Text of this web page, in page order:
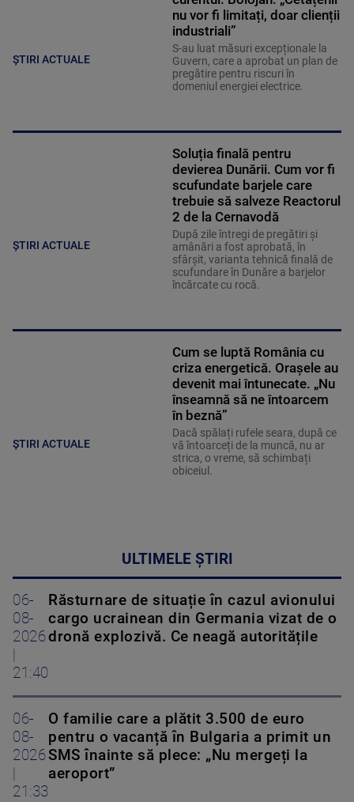
ȘTIRI ACTUALE
nu vor fi limitați, doar clienții
industriali”
S-au luat măsuri excepționale la
Guvern, care a aprobat un plan de
pregătire pentru riscuri în
domeniul energiei electrice.
ȘTIRI ACTUALE
Soluția finală pentru
devierea Dunării. Cum vor fi
scufundate barjele care
trebuie să salveze Reactorul
2 de la Cernavodă
După zile întregi de pregătiri și
amânări a fost aprobată, în
sfârșit, varianta tehnică finală de
scufundare în Dunăre a barjelor
încărcate cu rocă.
ȘTIRI ACTUALE
Cum se luptă România cu
criza energetică. Orașele au
devenit mai întunecate. „Nu
înseamnă să ne întoarcem
în beznă”
Dacă spălați rufele seara, după ce
vă întoarceți de la muncă, nu ar
strica, o vreme, să schimbați
obiceiul.
ULTIMELE ȘTIRI
06-
08-
2026
21:40
Răsturnare de situație în cazul avionului
cargo ucrainean din Germania vizat de o
dronă explozivă. Ce neagă autoritățile
06-
08-
2026
21:33
O familie care a plătit 3.500 de euro
pentru o vacanță în Bulgaria a primit un
SMS înainte să plece: „Nu mergeți la
aeroport”